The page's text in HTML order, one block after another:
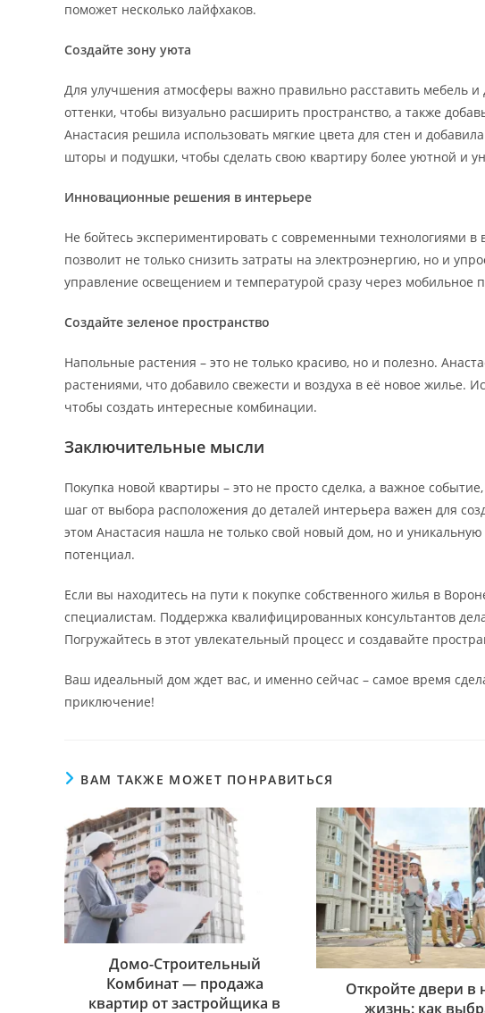
поможет несколько лайфхаков.
Создайте зону уюта
Для улучшения атмосферы важно правильно расставить мебель и
оттенки, чтобы визуально расширить пространство, а также
Анастасия решила использовать мягкие цвета для стен и
шторы и подушки, чтобы сделать свою квартиру более уютной и
Инновационные решения в интерьере
Не бойтесь экспериментировать с современными технологиями
позволит не только снизить затраты на электроэнергию, но и
управление освещением и температурой сразу через мобильное
Создайте зеленое пространство
Напольные растения – это не только красиво, но и полезно.
растениями, что добавило свежести и воздуха в её новое жилье.
чтобы создать интересные комбинации.
Заключительные мысли
Покупка новой квартиры – это не просто сделка, а важное
шаг от выбора расположения до деталей интерьера важен для
этом Анастасия нашла не только свой новый дом, но и
потенциал.
Если вы находитесь на пути к покупке собственного жилья в
специалистам. Поддержка квалифицированных консультантов
Погружайтесь в этот увлекательный процесс и создавайте
Ваш идеальный дом ждет вас, и именно сейчас – самое время
приключение!
ВАМ ТАКЖЕ МОЖЕТ ПОНРАВИТЬСЯ
Домо-Строительный
Комбинат — продажа
квартир от застройщика в
Откройте двери в
жизнь: как